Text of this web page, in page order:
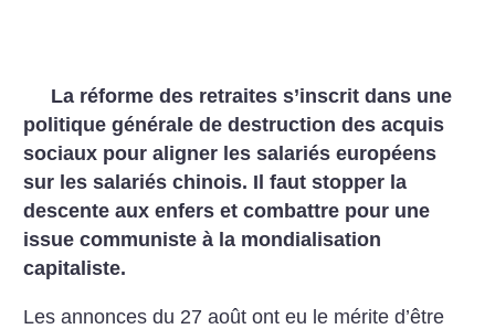
La réforme des retraites s’inscrit dans une
politique générale de destruction des acquis
sociaux pour aligner les salariés européens
sur les salariés chinois. Il faut stopper la
descente aux enfers et combattre pour une
issue communiste à la mondialisation
capitaliste.
Les annonces du 27 août ont eu le mérite d’être